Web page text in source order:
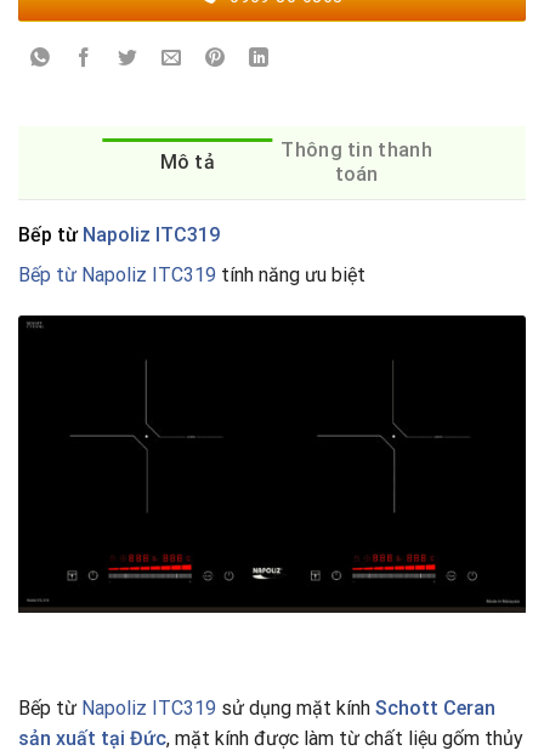
Mô tả
Thông tin thanh
toán
Bếp từ Napoliz ITC319
Bếp từ Napoliz ITC319 tính năng ưu biệt
Bếp từ Napoliz ITC319 sử dụng mặt kính Schott Ceran
sản xuất tại Đức, mặt kính được làm từ chất liệu gốm thủy